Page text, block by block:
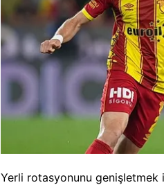
Yerli rotasyonunu genişletmek